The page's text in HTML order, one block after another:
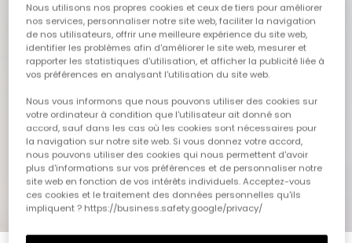
1 2 3 4 5
Nous utilisons nos propres cookies et ceux de tiers pour améliorer
nos services, personnaliser notre site web, faciliter la navigation
de nos utilisateurs, offrir une meilleure expérience du site web,
identifier les problèmes afin d'améliorer le site web, mesurer et
rapporter les statistiques d'utilisation, et afficher la publicité liée à
vos préférences en analysant l'utilisation du site web.
Nous vous informons que nous pouvons utiliser des cookies sur
votre ordinateur à condition que l'utilisateur ait donné son
accord, sauf dans les cas où les cookies sont nécessaires pour
la navigation sur notre site web. Si vous donnez votre accord,
nous pouvons utiliser des cookies qui nous permettent d'avoir
plus d'informations sur vos préférences et de personnaliser notre
site web en fonction de vos intérêts individuels. Acceptez-vous
ces cookies et le traitement des données personnelles qu'ils
impliquent ? https://business.safety.google/privacy/